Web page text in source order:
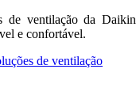
de ventilação da
e confortável.
de ventilação